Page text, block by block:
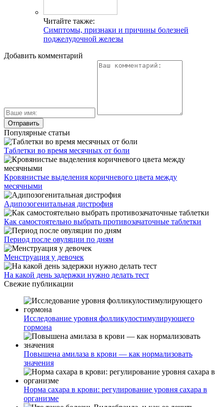
Читайте также:
Симптомы, признаки и причины болезней
поджелудочной железы
Добавить комментарий
Популярные статьи
Таблетки во время месячных от боли
Кровянистые выделения коричневого цвета между
месячными
Адипозогенитальная дистрофия
Как самостоятельно выбрать противозачаточные таблетки
Период после овуляции по дням
Менструация у девочек
На какой день задержки нужно делать тест
Свежие публикации
Исследование уровня фолликулостимулирующего
гормона
Повышена амилаза в крови — как нормализовать
значения
Норма сахара в крови: регулирование уровня сахара в
организме